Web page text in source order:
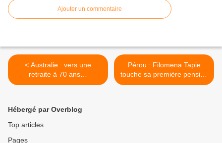
Ajouter un commentaire
< Australie : vers une
retraite à 70 ans…
Pérou : Filomena Tapie
touche sa première pension
à l’âge de 116 ans ! >
Hébergé par Overblog
Top articles
Pages